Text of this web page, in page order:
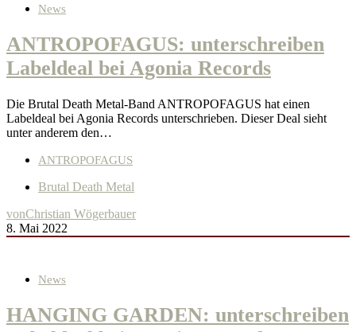
News
ANTROPOFAGUS: unterschreiben
Labeldeal bei Agonia Records
Die Brutal Death Metal-Band ANTROPOFAGUS hat einen
Labeldeal bei Agonia Records unterschrieben. Dieser Deal sieht
unter anderem den…
ANTROPOFAGUS
Brutal Death Metal
vonChristian Wögerbauer
8. Mai 2022
News
HANGING GARDEN: unterschreiben